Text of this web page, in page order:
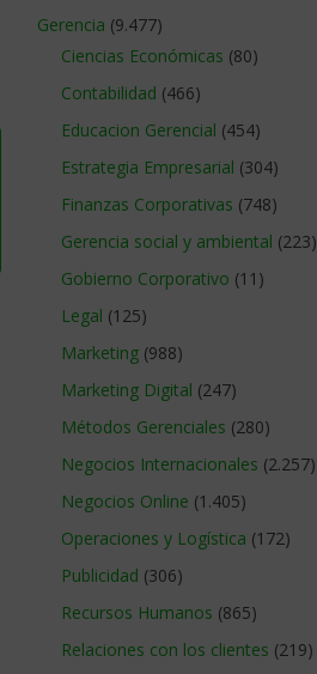
Gerencia (9.477)
Ciencias Económicas (80)
Contabilidad (466)
Educacion Gerencial (454)
Estrategia Empresarial (304)
Finanzas Corporativas (748)
Gerencia social y ambiental (223)
Gobierno Corporativo (11)
Legal (125)
Marketing (988)
Marketing Digital (247)
Métodos Gerenciales (280)
Negocios Internacionales (2.257)
Negocios Online (1.405)
Operaciones y Logística (172)
Publicidad (306)
Recursos Humanos (865)
Relaciones con los clientes (219)